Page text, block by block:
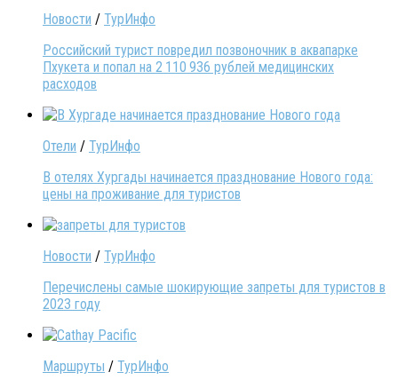
Новости / ТурИнфо
Российский турист повредил позвоночник в аквапарке
Пхукета и попал на 2 110 936 рублей медицинских
расходов
Отели / ТурИнфо
В отелях Хургады начинается празднование Нового года:
цены на проживание для туристов
Новости / ТурИнфо
Перечислены самые шокирующие запреты для туристов в
2023 году
Маршруты / ТурИнфо